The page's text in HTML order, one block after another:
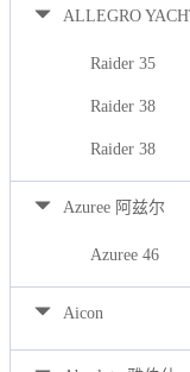
ALLEGRO
Raider 35
Raider 38
Raider 38
Azuree 阿兹尔
Azuree 46
Aicon